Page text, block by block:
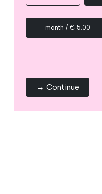
5.00 € / month
Continue →